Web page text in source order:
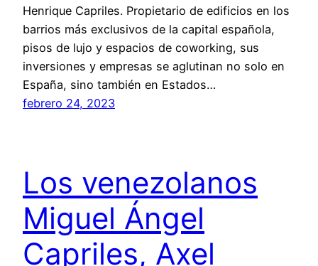
Henrique Capriles. Propietario de edificios en los
barrios más exclusivos de la capital española,
pisos de lujo y espacios de coworking, sus
inversiones y empresas se aglutinan no solo en
España, sino también en Estados…
febrero 24, 2023
Los venezolanos
Miguel Ángel
Capriles, Axel